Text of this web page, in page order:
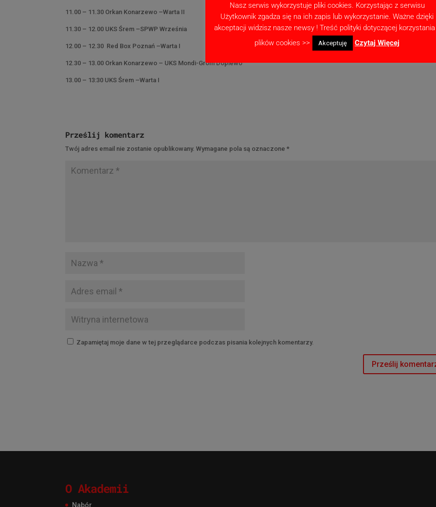
11.00 – 11.30 Orkan Konarzewo –Warta II
11.30 – 12.00 UKS Śrem –SPWP Września
12.00 – 12.30 Red Box Poznań –Warta I
12.30 – 13.00 Orkan Konarzewo – UKS Mondi-Grom Dopiewo
13.00 – 13:30 UKS Śrem –Warta I
Prześlij komentarz
Twój adres email nie zostanie opublikowany. Wymagane pola są oznaczone*
Zapamiętaj moje dane w tej przeglądarce podczas pisania kolejnych komentarzy.
O Akademii
Nabór
Nasz serwis wykorzystuje pliki cookies. Korzystając z serwisu
Użytkownik zgadza się na ich zapis lub wykorzystanie. Ważne dzięki
akceptacji widzisz nasze newsy ! Treść polityki dotyczącej
plików cookies >>
Akceptuję Czytaj Więcej